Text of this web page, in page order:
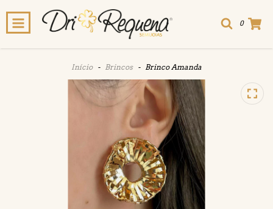
0
Início - Brincos - Brinco Amanda